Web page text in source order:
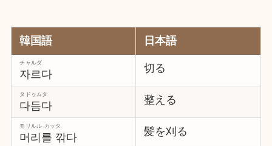
韓国語 日本語
자르다
チャルダ 切る
다듬다
タドゥムタ 整える
머리를 깎다
モリルル カッタ 髪を刈る